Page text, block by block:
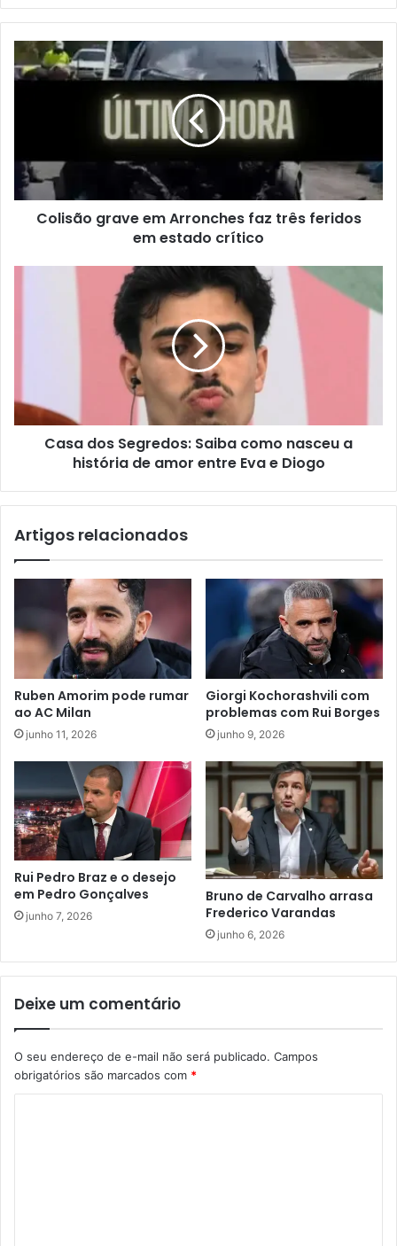
email
Colisão grave em Arronches faz três feridos
em estado crítico
Casa dos Segredos: Saiba como nasceu a
história de amor entre Eva e Diogo
Artigos relacionados
Ruben Amorim pode rumar
ao AC Milan
junho 11, 2026
Giorgi Kochorashvili com
problemas com Rui Borges
junho 9, 2026
Rui Pedro Braz e o desejo
em Pedro Gonçalves
junho 7, 2026
Bruno de Carvalho arrasa
Frederico Varandas
junho 6, 2026
Deixe um comentário
O seu endereço de e-mail não será publicado. Campos
obrigatórios são marcados com *